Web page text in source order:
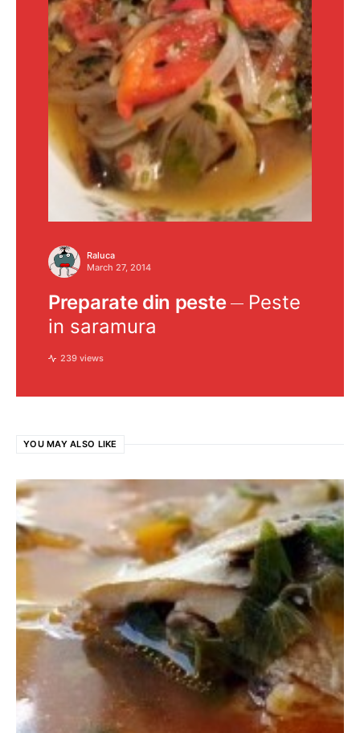
Raluca
March 27, 2014
Preparate din peste
Peste
in saramura
239 views
YOU MAY ALSO LIKE